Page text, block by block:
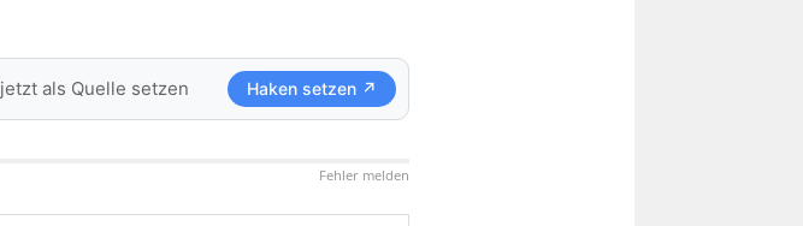
als Quelle setzen Haken setzen ↗
Fehler melden